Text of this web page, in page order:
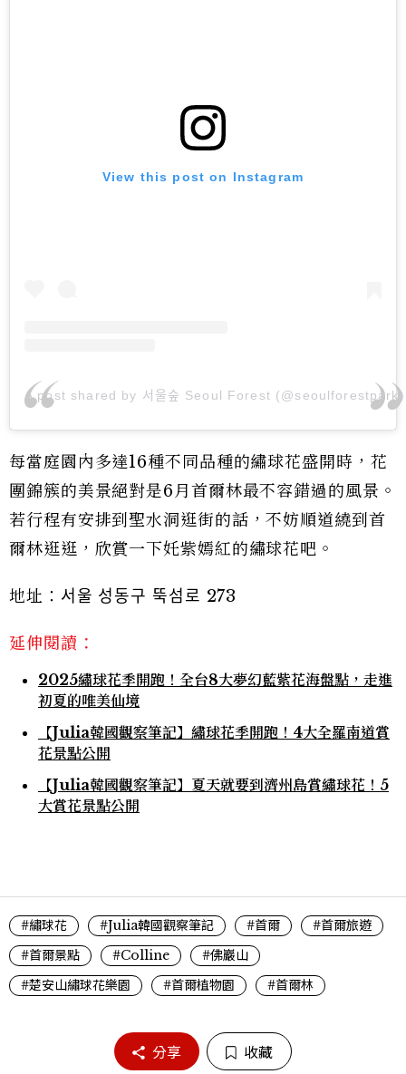
View this post on Instagram
A post shared by 서울숲 Seoul Forest (@seoulforestpark)
每當庭園內多達16種不同品種的繡球花盛開時，花
團錦簇的美景絕對是6月首爾林最不容錯過的風景。
若行程有安排到聖水洞逛街的話，不妨順道繞到首
爾林逛逛，欣賞一下奼紫嫣紅的繡球花吧。
地址：서울 성동구 뚝섬로 273
延伸閱讀：
2025繡球花季開跑！全台8大夢幻藍紫花海盤點，走進
初夏的唯美仙境
【Julia韓國觀察筆記】繡球花季開跑！4大全羅南道賞
花景點公開
【Julia韓國觀察筆記】夏天就要到濟州島賞繡球花！5
大賞花景點公開
#繡球花 #Julia韓國觀察筆記 #首爾
#首爾旅遊
#首爾景點
#Colline
#佛巖山
#楚安山繡球花樂園
#首爾植物園 #首爾林
分享 收藏